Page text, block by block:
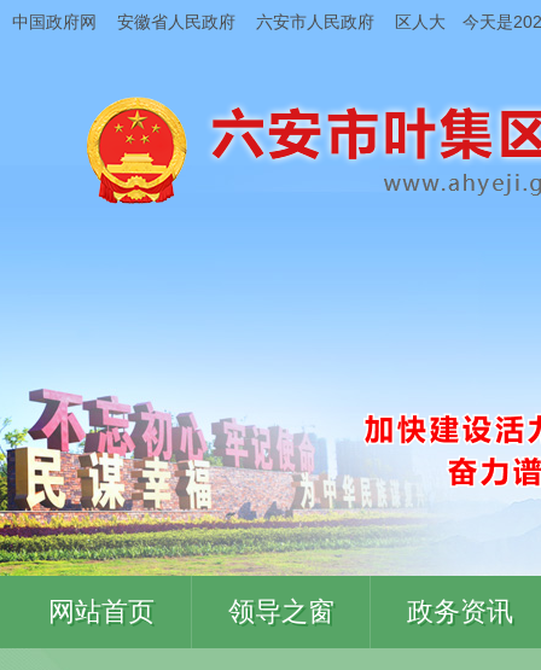
中国政府网 安徽省人民政府 六安市人民政府 区人大 今天是
网站首页 领导之窗 政务资讯